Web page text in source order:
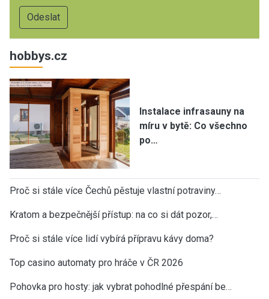
hobbys.cz
Instalace infrasauny na
míru v bytě: Co všechno
po…
Proč si stále více Čechů pěstuje vlastní potraviny…
Kratom a bezpečnější přístup: na co si dát pozor,…
Proč si stále více lidí vybírá přípravu kávy doma?
Top casino automaty pro hráče v ČR 2026
Pohovka pro hosty: jak vybrat pohodlné přespání be…